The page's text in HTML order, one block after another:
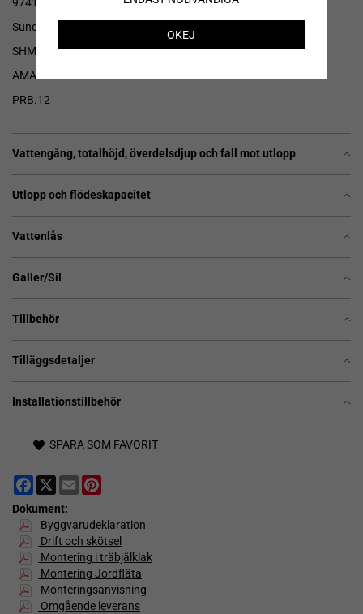
Vattengång, totalhöjd, överdelsdjup och fall mot utlopp
Utlopp och flödeskapacitet
Vattenlås
Galler/Sil
Tillbehör
Tilläggsdetaljer
Installationstillbehör
SundaHus-nummer:
SHMD-3UGDMSVEV
AMA-kod:
PRB.12
SPARA SOM FAVORIT
Facebook
X Email
Dokument:
Byggvarudeklaration
Drift och skötsel
Montering i träbjälklak
Montering Jordfläta
Monteringsanvisning
Omgående leverans
OKEJ